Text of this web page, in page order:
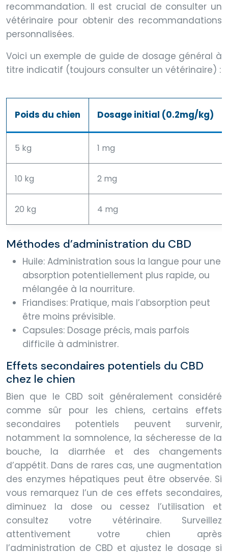
recommandation. Il est crucial de consulter un
vétérinaire pour obtenir des recommandations
personnalisées.
Voici un exemple de guide de dosage général à
titre indicatif (toujours consulter un vétérinaire) :
Poids du chien Dosage initial (0.2mg/kg)
5 kg 1 mg
10 kg 2 mg
20 kg 4 mg
Méthodes d’administration du CBD
Huile: Administration sous la langue pour une
absorption potentiellement plus rapide, ou
mélangée à la nourriture.
Friandises: Pratique, mais l’absorption peut
être moins prévisible.
Capsules: Dosage précis, mais parfois
difficile à administrer.
Effets secondaires potentiels du CBD
chez le chien
Bien que le CBD soit généralement considéré
comme sûr pour les chiens, certains effets
secondaires potentiels peuvent survenir,
notamment la somnolence, la sécheresse de la
bouche, la diarrhée et des changements
d’appétit. Dans de rares cas, une augmentation
des enzymes hépatiques peut être observée. Si
vous remarquez l’un de ces effets secondaires,
diminuez la dose ou cessez l’utilisation et
consultez votre vétérinaire. Surveillez
attentivement votre chien après
l’administration de CBD et ajustez le dosage si